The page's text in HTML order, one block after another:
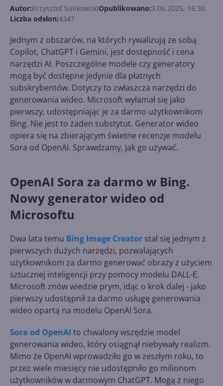
Autor:Krzysztof SulikowskiOpublikowano:3.06.2025, 16:30
Liczba odsłon:4347
Jednym z obszarów, na których rywalizują ze sobą
Copilot, ChatGPT i Gemini, jest dostępność i cena
narzędzi AI. Poszczególne modele czy generatory
mogą być dostępne jedynie dla płatnych
subskrybentów. Dotyczy to zwłaszcza narzędzi do
generowania wideo. Microsoft wyłamał się jako
pierwszy, udostępniając je za darmo użytkownikom
Bing. Nie jest to żaden substytut. Generator wideo
opiera się na zbierającym świetne recenzje modelu
Sora od OpenAI. Sprawdzamy, jak go używać.
OpenAI Sora za darmo w Bing.
Nowy generator wideo od
Microsoftu
Dwa lata temu Bing Image Creator stał się jednym z
pierwszych dużych narzędzi, pozwalających
użytkownikom za darmo generować obrazy z użyciem
sztucznej inteligencji przy pomocy modelu DALL-E.
Microsoft znów wiedzie prym, idąc o krok dalej - jako
pierwszy udostępnił za darmo usługę generowania
wideo opartą na modelu OpenAI Sora.
Sora od OpenAI to chwalony wszędzie model
generowania wideo, który osiągnął niebywały realizm.
Mimo że OpenAI wprowadziło go w zeszłym roku, to
przez wiele miesięcy nie udostępniło go milionom
użytkowników w darmowym ChatGPT. Mogą z niego